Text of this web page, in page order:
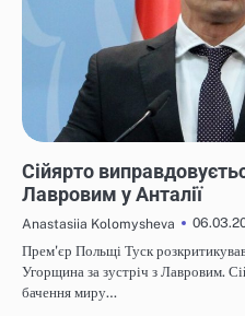
Сійярто
Лавровим у Анталії
Anastasiia Kolomysheva
Прем'єр Польщі Туск
Угорщина за зустріч з Лавровим.
бачення миру…